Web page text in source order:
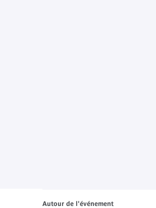
Autour de l'événement